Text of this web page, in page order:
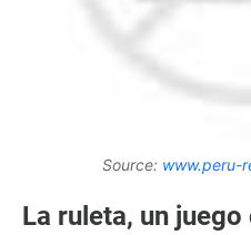
Source: www.peru-
La ruleta, un